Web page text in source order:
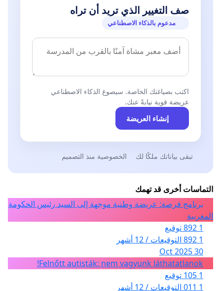
صف التغيير الذي تريد أن تراه
مدعوم بالذكاء الاصطناعي
اكتب بصياغتك الخاصة. سيصوغ الذكاء الاصطناعي
عريضة قوية نيابةً عنك.
إنشاء العريضة
تبقى بياناتك ملكًا لك الخصوصية منذ التصميم
التماسات أخرى قد تهمك
برنامج فرصة: عريضة وطنية موجهة إلى السيد رئيس الحكومة
المغربية
1 892 توقيع
1 892 التوقيعات / 12 أشهر
30 Oct 2025
Felnőtt autisták: nem vagyunk láthatatlanok!
1 105 توقيع
1 011 التوقيعات / 12 أشهر